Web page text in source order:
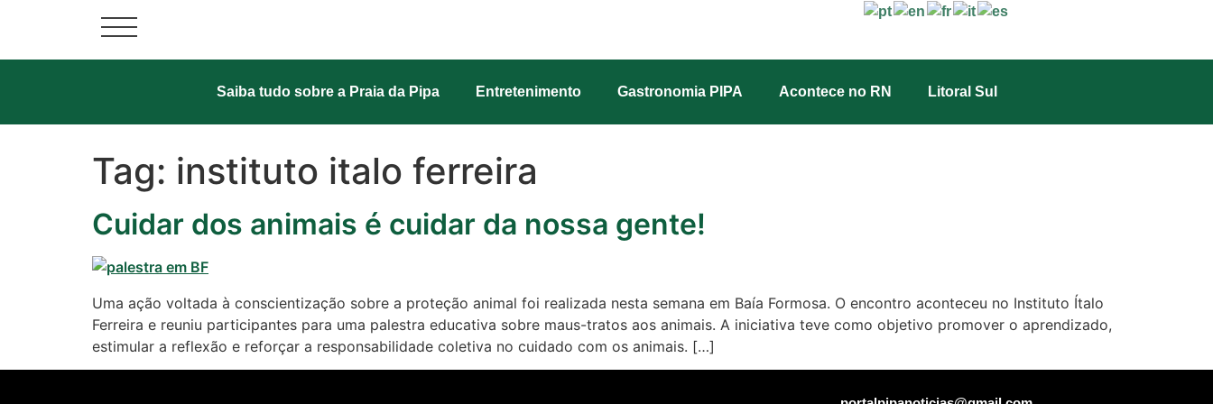
Comunidade
Acontece no
Negócios na
Saiba tudo sobre a Praia da Pipa Entretenimento Gastronomia PIPA Acontece no RN Litoral Sul
Tag: instituto italo ferreira
Cuidar dos animais é cuidar da nossa gente!
Uma ação voltada à conscientização sobre a proteção animal foi realizada nesta semana em Baía Formosa. O encontro aconteceu no Instituto Ítalo
Ferreira e reuniu participantes para uma palestra educativa sobre maus-tratos aos animais. A iniciativa teve como objetivo promover o aprendizado,
estimular a reflexão e reforçar a responsabilidade coletiva no cuidado com os animais. […]